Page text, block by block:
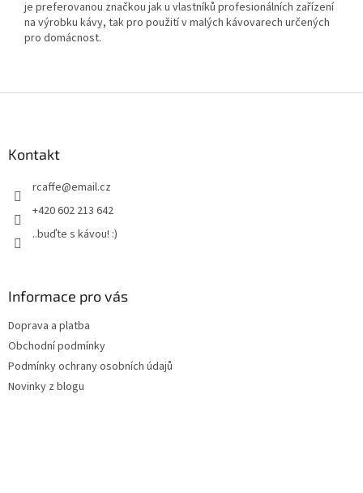
je preferovanou značkou jak u vlastníků profesionálních zařízení
na výrobku kávy, tak pro použití v malých kávovarech určených
pro domácnost.
Kontakt
rcaffe@email.cz
+420 602 213 642
..buďte s kávou! :)
Informace pro vás
Doprava a platba
Obchodní podmínky
Podmínky ochrany osobních údajů
Novinky z blogu